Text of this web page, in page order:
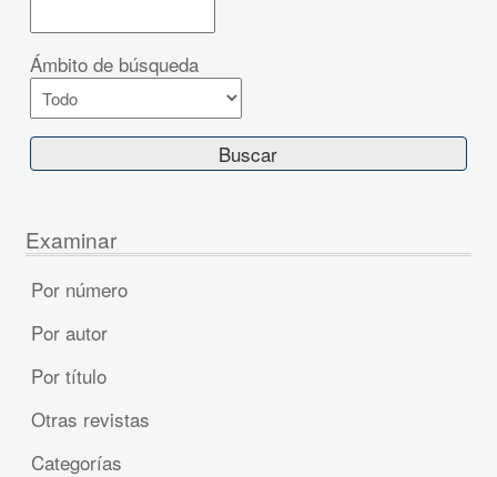
Ámbito de búsqueda
Examinar
Por número
Por autor
Por título
Otras revistas
Categorías